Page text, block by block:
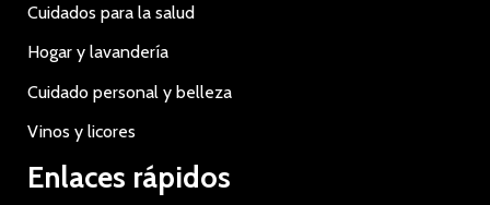
Cuidados para la salud
Hogar y lavandería
Cuidado personal y belleza
Vinos y licores
Enlaces rápidos